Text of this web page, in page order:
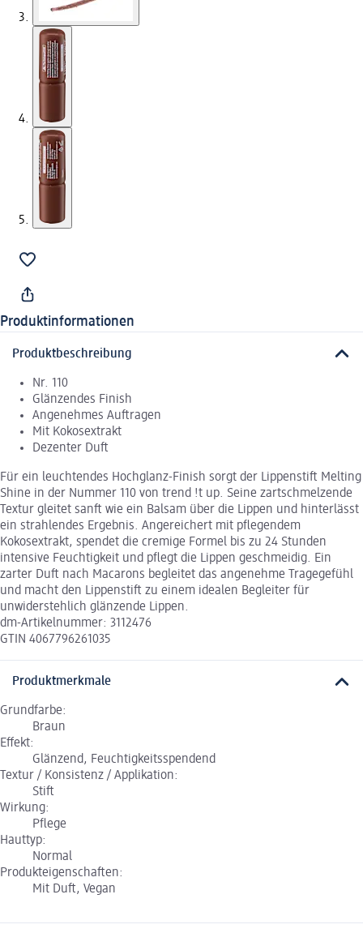
Produktinformationen
Produktbeschreibung
Nr. 110
Glänzendes Finish
Angenehmes Auftragen
Mit Kokosextrakt
Dezenter Duft
Für ein leuchtendes Hochglanz-Finish sorgt der Lippenstift Melting
Shine in der Nummer 110 von trend !t up. Seine zartschmelzende
Textur gleitet sanft wie ein Balsam über die Lippen und hinterlässt
ein strahlendes Ergebnis. Angereichert mit pflegendem
Kokosextrakt, spendet die cremige Formel bis zu 24 Stunden
intensive Feuchtigkeit und pflegt die Lippen geschmeidig. Ein
zarter Duft nach Macarons begleitet das angenehme Tragegefühl
und macht den Lippenstift zu einem idealen Begleiter für
unwiderstehlich glänzende Lippen.
dm-Artikelnummer: 3112476
GTIN 4067796261035
Produktmerkmale
Grundfarbe:
Braun
Effekt:
Glänzend, Feuchtigkeitsspendend
Textur / Konsistenz / Applikation:
Stift
Wirkung:
Pflege
Hauttyp:
Normal
Produkteigenschaften:
Mit Duft, Vegan